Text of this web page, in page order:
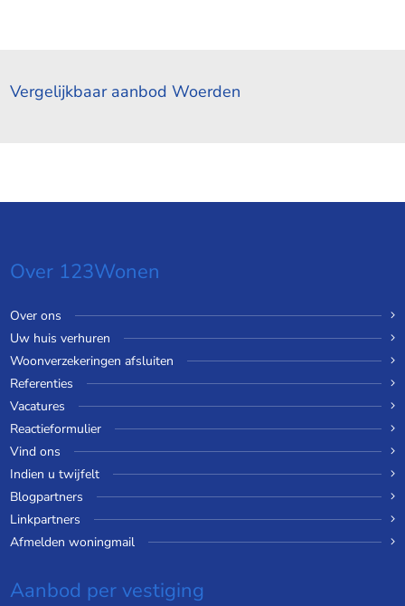
Vergelijkbaar aanbod Woerden
Over 123Wonen
Over ons
Uw huis verhuren
Woonverzekeringen afsluiten
Referenties
Vacatures
Reactieformulier
Vind ons
Indien u twijfelt
Blogpartners
Linkpartners
Afmelden woningmail
Aanbod per vestiging